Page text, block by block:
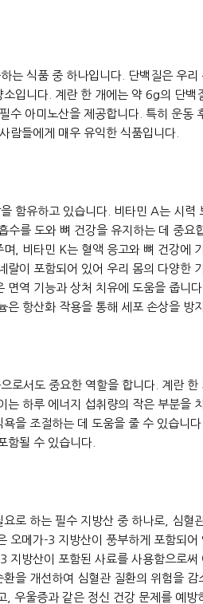
는 식품 중 하나입니다. 단백질은 우리
입니다. 계란 한 개에는 약 6g의 단백
수 아미노산을 제공합니다. 특히 운동
람들에게 매우 유익한 식품입니다.
함유하고 있습니다. 비타민 A는 시력
수를 도와 뼈 건강을 유지하는 데 중요
, 비타민 K는 혈액 응고와 뼈 건강에
랄이 포함되어 있어 우리 몸의 다양한
면역 기능과 상처 치유에 도움을 줍니
항산화 작용을 통해 세포 손상을 방
로서도 중요한 역할을 합니다. 계란
는 하루 에너지 섭취량의 작은 부분을
을 조절하는 데 도움을 줄 수 있습니
함될 수 있습니다.
로 하는 필수 지방산 중 하나로, 심혈
오메가-3 지방산이 풍부하게 포함되
지방산이 포함된 사료를 사용함으로
을 개선하여 심혈관 질환의 위험을 감
, 우울증과 같은 정신 건강 문제를 예방